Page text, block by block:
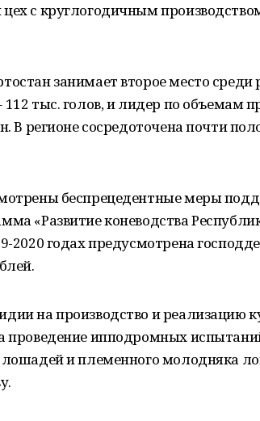
с круглогодичным
занимает второе место среди
тыс. голов, и лидер по объемам
В регионе сосредоточена почти
беспрецедентные меры
«Развитие коневодства
2020 годах предусмотрена
на производство и реализацию
проведение ипподромных
и племенного молодняка